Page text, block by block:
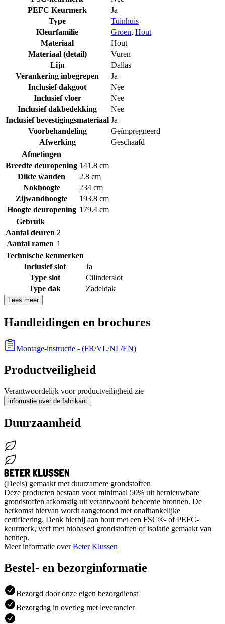
PEFC Keurmerk
Ja
Type
Tuinhuis
Kleurfamilie
Groen, Hout
Materiaal
Hout
Materiaal (detail)
Vuren
Lijn
Dallas
Verankering inbegrepen
Ja
Inclusief dakgoot
Nee
Inclusief vloer
Nee
Inclusief dakbedekking
Nee
Inclusief bevestigingsmateriaal Ja
Voorbehandeling
Geïmpregneerd
Afwerking
Geschaafd
Afmetingen
Breedte deuropening 141.8 cm
Dikte wanden
2.8 cm
Nokhoogte
234 cm
Zijwandhoogte
193.8 cm
Hoogte deuropening 179.4 cm
Gebruik
Aantal deuren 2
Aantal ramen 1
Technische kenmerken
Inclusief slot
Ja
Type slot
Cilinderslot
Type dak
Zadeldak
Lees meer
Handleidingen en brochures
Montage-instructie - (FR/VL/NL/EN)
Productveiligheid
Verantwoordelijk voor productveiligheid zie
informatie over de fabrikant
Duurzaamheid
(Deels) gemaakt met duurzamere grondstoffen
Deze producten bestaan voor minimaal 50% uit hernieuwbare
grondstoffen afkomstig uit verantwoord beheerde bronnen. De
herkomst hiervan wordt aangetoond met onafhankelijke
certificering. Denk hierbij aan hout met een FSC®- of PEFC-
keurmerk, verf met biobased grondstoffen of isolatie gemaakt van
hennep.
Meer informatie overBeter Klussen
Bestel- en bezorginformatie
Bezorgd door onze eigen bezorgdienst
Bezorgdag in overleg met leverancier